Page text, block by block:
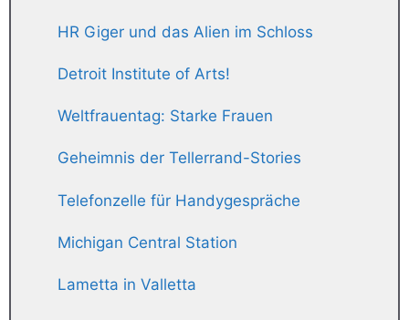
HR Giger und das Alien im Schloss
Detroit Institute of Arts!
Weltfrauentag: Starke Frauen
Geheimnis der Tellerrand-Stories
Telefonzelle für Handygespräche
Michigan Central Station
Lametta in Valletta